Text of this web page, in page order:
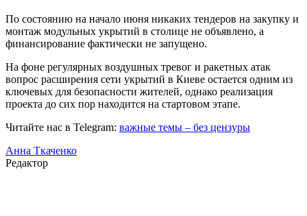
По состоянию на начало июня никаких тендеров на закупку и
монтаж модульных укрытий в столице не объявлено, а
финансирование фактически не запущено.
На фоне регулярных воздушных тревог и ракетных атак
вопрос расширения сети укрытий в Киеве остается одним из
ключевых для безопасности жителей, однако реализация
проекта до сих пор находится на стартовом этапе.
Читайте нас в Telegram: важные темы – без цензуры
Анна Ткаченко
Редактор